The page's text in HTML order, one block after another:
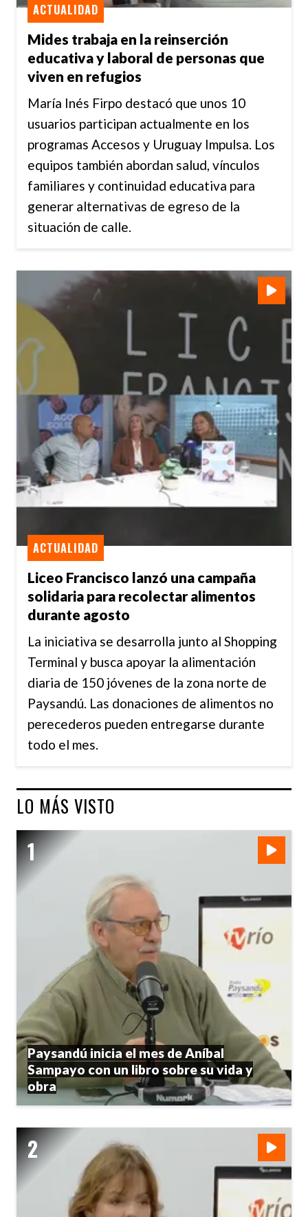
Mides trabaja en la reinserción
educativa y laboral de personas que
viven en refugios
ACTUALIDAD
María Inés Firpo destacó que unos 10
usuarios participan actualmente en los
programas Accesos y Uruguay Impulsa. Los
equipos también abordan salud, vínculos
familiares y continuidad educativa para
generar alternativas de egreso de la
situación de calle.
Liceo Francisco lanzó una campaña
solidaria para recolectar alimentos
durante agosto
ACTUALIDAD
La iniciativa se desarrolla junto al Shopping
Terminal y busca apoyar la alimentación
diaria de 150 jóvenes de la zona norte de
Paysandú. Las donaciones de alimentos no
perecederos pueden entregarse durante
todo el mes.
LO MÁS VISTO
Paysandú inicia el mes de Aníbal
Sampayo con un libro sobre su vida y
obra